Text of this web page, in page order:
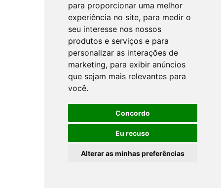
para proporcionar uma melhor
experiência no site, para medir o
seu interesse nos nossos
produtos e serviços e para
personalizar as interações de
marketing, para exibir anúncios
que sejam mais relevantes para
você.
Concordo
Eu recuso
Alterar as minhas preferências